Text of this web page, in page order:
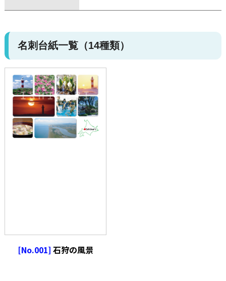
名刺台紙一覧（14種類）
[No.001] 石狩の風景